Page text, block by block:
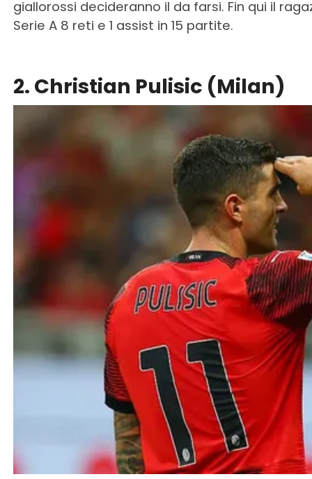
giallorossi decideranno il da farsi. Fin qui il
Serie A 8 reti e 1 assist in 15 partite.
2. Christian Pulisic (Milan)